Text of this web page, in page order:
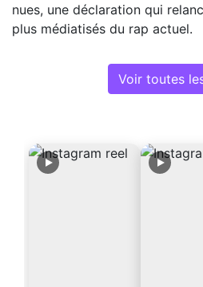
nues, une déclaration qui
plus médiatisés du rap actuel.
Voir toutes